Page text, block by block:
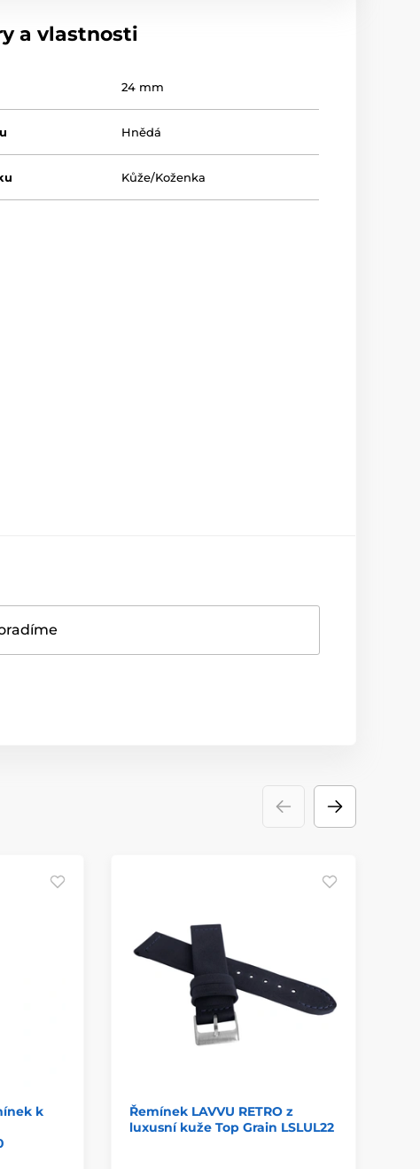
a vlastnosti
24 mm
Hnědá
Kůže/Koženka
k
Řemínek LAVVU RETRO z
luxusní kuže Top Grain LSLUL22